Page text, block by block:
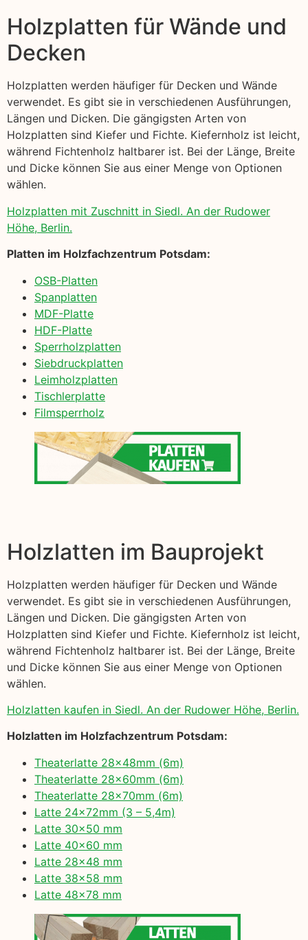
Holzplatten für Wände und
Decken
Holzplatten werden häufiger für Decken und Wände
verwendet. Es gibt sie in verschiedenen Ausführungen,
Längen und Dicken. Die gängigsten Arten von
Holzplatten sind Kiefer und Fichte. Kiefernholz ist leicht,
während Fichtenholz haltbarer ist. Bei der Länge, Breite
und Dicke können Sie aus einer Menge von Optionen
wählen.
Holzplatten mit Zuschnitt in Siedl. An der Rudower
Höhe, Berlin.
Platten im Holzfachzentrum Potsdam:
OSB-Platten
Spanplatten
MDF-Platte
HDF-Platte
Sperrholzplatten
Siebdruckplatten
Leimholzplatten
Tischlerplatte
Filmsperrholz
Holzlatten im Bauprojekt
Holzplatten werden häufiger für Decken und Wände
verwendet. Es gibt sie in verschiedenen Ausführungen,
Längen und Dicken. Die gängigsten Arten von
Holzplatten sind Kiefer und Fichte. Kiefernholz ist leicht,
während Fichtenholz haltbarer ist. Bei der Länge, Breite
und Dicke können Sie aus einer Menge von Optionen
wählen.
Holzlatten kaufen in Siedl. An der Rudower Höhe, Berlin.
Holzlatten im Holzfachzentrum Potsdam:
Theaterlatte 28x48mm (6m)
Theaterlatte 28x60mm (6m)
Theaterlatte 28x70mm (6m)
Latte 24x72mm (3 – 5,4m)
Latte 30×50 mm
Latte 40×60 mm
Latte 28×48 mm
Latte 38×58 mm
Latte 48×78 mm